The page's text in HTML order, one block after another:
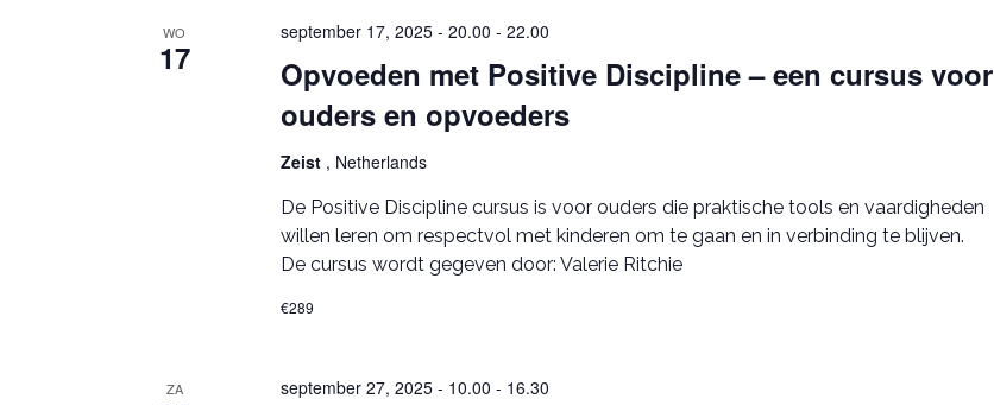
WO
17
Opvoeden met Positive Discipline – een cursus voor
ouders en opvoeders
september 17, 2025 - 20.00 -22.00
Zeist , Netherlands
De Positive Discipline cursus is voor ouders die praktische tools en vaardigheden
willen leren om respectvol met kinderen om te gaan en in verbinding te blijven.
De cursus wordt gegeven door: Valerie Ritchie
€289
ZA september 27, 2025 - 10.00 - 16.30